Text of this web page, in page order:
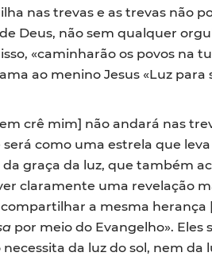
nas trevas e as trevas não
Deus, não sem qualquer
«caminharão os povos na
ao menino Jesus «Luz
crê mim] não andará nas
como uma estrela que
graça da luz, que também
claramente uma revelação
a mesma herança
por meio do Evangelho».
da luz do sol, nem da